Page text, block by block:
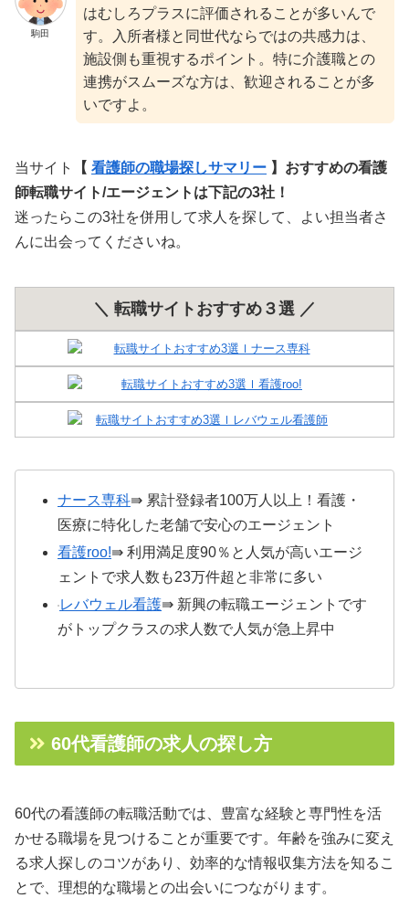
駒田
はむしろプラスに評価されることが多いんで
す。入所者様と同世代ならではの共感力は、
施設側も重視するポイント。特に介護職との
連携がスムーズな方は、歓迎されることが多
いですよ。
当サイト 【 看護師の職場探しサマリー 】おすすめの看護
師転職サイト/エージェントは下記の3社！
迷ったらこの3社を併用して求人を探して、よい担当者さ
んに出会ってくださいね。
＼ 転職サイトおすすめ３選 ／
ナース専科⇛ 累計登録者100万人以上！看護・
医療に特化した老舗で安心のエージェント
看護roo!⇛ 利用満足度90％と人気が高いエージ
ェントで求人数も23万件超と非常に多い
レバウェル看護⇛ 新興の転職エージェントです
がトップクラスの求人数で人気が急上昇中
60代看護師の求人の探し方
60代の看護師の転職活動では、豊富な経験と専門性を活
かせる職場を見つけることが重要です。年齢を強みに変え
る求人探しのコツがあり、効率的な情報収集方法を知るこ
とで、理想的な職場との出会いにつながります。